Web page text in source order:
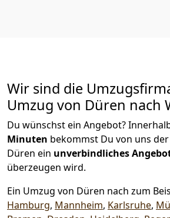
Wir sind die
Umzug von Düren nach
Du wünschst ein Angebot?
Minuten bekommst Du von uns
Düren ein unverbindliches
überzeugen wird.
Ein Umzug von Düren nach zum
Hamburg, Mannheim, Karlsruhe,